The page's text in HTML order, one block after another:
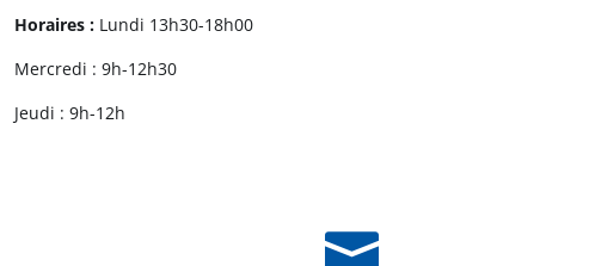
Horaires : Lundi 13h30-18h00
Mercredi : 9h-12h30
Jeudi : 9h-12h
